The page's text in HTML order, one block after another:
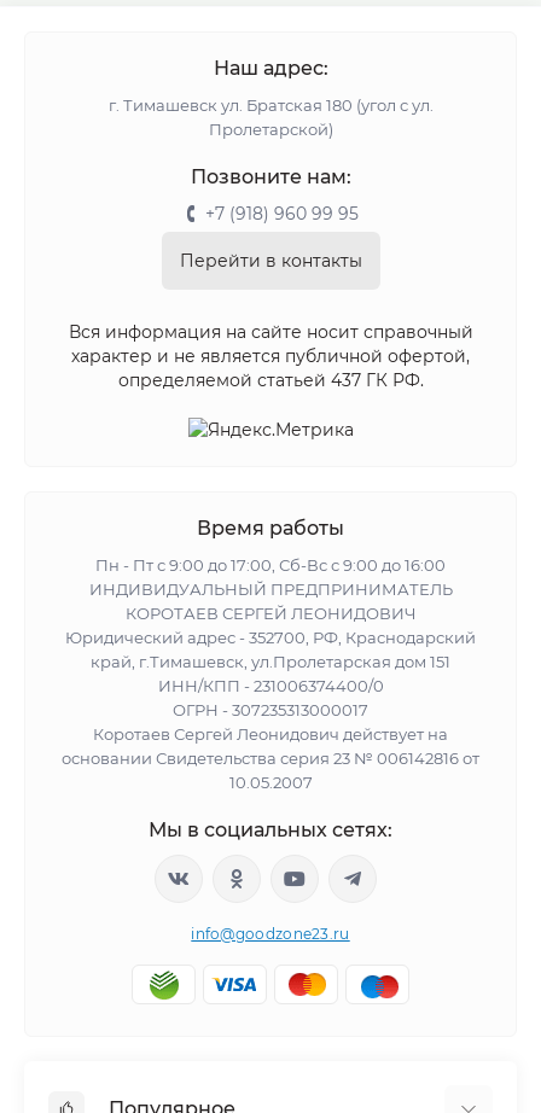
Наш адрес:
г. Тимашевск ул. Братская 180 (угол с ул.
Пролетарской)
Позвоните нам:
+7 (918) 960 99 95
Перейти в контакты
Вся информация на сайте носит справочный
характер и не является публичной офертой,
определяемой статьей 437 ГК РФ.
Время работы
Пн - Пт с 9:00 до 17:00, Сб-Вс с 9:00 до 16:00
ИНДИВИДУАЛЬНЫЙ ПРЕДПРИНИМАТЕЛЬ
КОРОТАЕВ СЕРГЕЙ ЛЕОНИДОВИЧ
Юридический адрес - 352700, РФ, Краснодарский
край, г.Тимашевск, ул.Пролетарская дом 151
ИНН/КПП - 231006374400/0
ОГРН - 307235313000017
Коротаев Сергей Леонидович действует на
основании Свидетельства серия 23 № 006142816 от
10.05.2007
Мы в социальных сетях:
info@goodzone23.ru